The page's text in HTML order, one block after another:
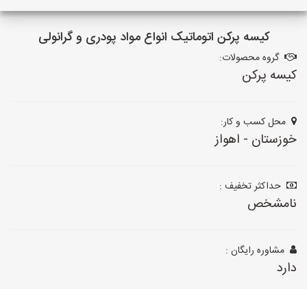
کیسه پرکن اتوماتیک انواع مواد پودری و گرانولی
گروه محصولات:
کیسه پرکن
محل کسب و کار:
خوزستان - اهواز
حداکثر تخفیف :
نامشخص
مشاوره رایگان :
دارد